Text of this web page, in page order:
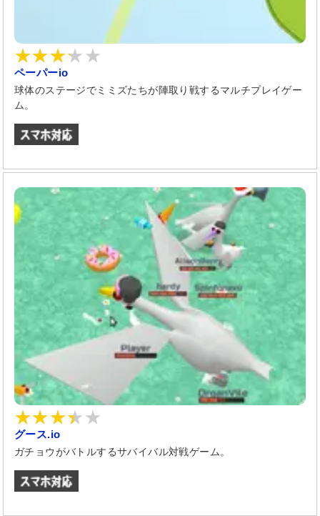
ペーパーio
球体のステージでミミズたちが陣取り戦するマルチプレイゲー
ム。
グース.io
ガチョウがバトルするサバイバル対戦ゲーム。